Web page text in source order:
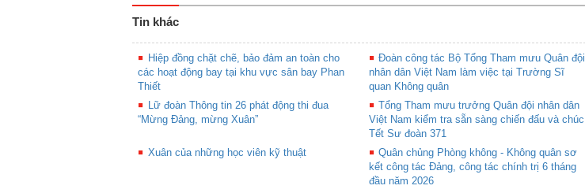
Tin khác
Hiệp đồng chặt chẽ, bảo đảm an toàn cho
các hoạt động bay tại khu vực sân bay Phan
Thiết
Đoàn công tác Bộ Tổng Tham mưu Quân đội
nhân dân Việt Nam làm việc tại Trường Sĩ
quan Không quân
Lữ đoàn Thông tin 26 phát động thi đua
“Mừng Đảng, mừng Xuân”
Tổng Tham mưu trưởng Quân đội nhân dân
Việt Nam kiểm tra sẵn sàng chiến đấu và chúc
Tết Sư đoàn 371
Xuân của những học viên kỹ thuật
Quân chủng Phòng không - Không quân sơ
kết công tác Đảng, công tác chính trị 6 tháng
đầu năm 2026